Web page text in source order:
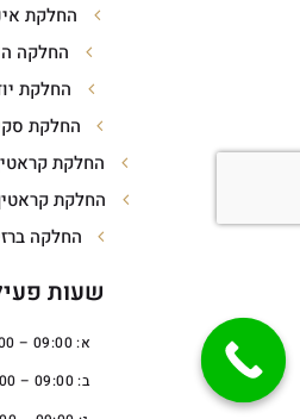
החלקת
החלקה
החלקת
החלקת
החלקת
החלקת
החלקה
שעות
א: 09:00 – 21:00
ב: 09:00 – 21:00